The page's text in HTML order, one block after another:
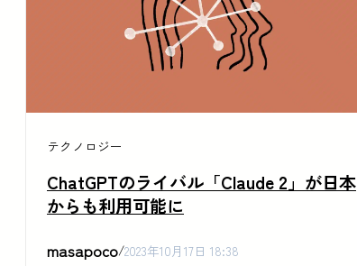
テクノロジー
ChatGPTのライバル「Claude 2」が日本
からも利用可能に
masapoco/2023年10月17日 18:38